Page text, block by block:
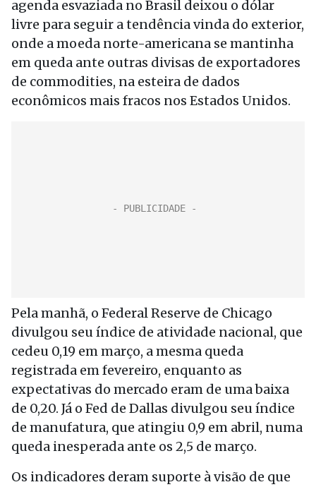
agenda esvaziada no Brasil deixou o dólar
livre para seguir a tendência vinda do exterior,
onde a moeda norte-americana se mantinha
em queda ante outras divisas de exportadores
de commodities, na esteira de dados
econômicos mais fracos nos Estados Unidos.
Pela manhã, o Federal Reserve de Chicago
divulgou seu índice de atividade nacional, que
cedeu 0,19 em março, a mesma queda
registrada em fevereiro, enquanto as
expectativas do mercado eram de uma baixa
de 0,20. Já o Fed de Dallas divulgou seu índice
de manufatura, que atingiu 0,9 em abril, numa
queda inesperada ante os 2,5 de março.
Os indicadores deram suporte à visão de que